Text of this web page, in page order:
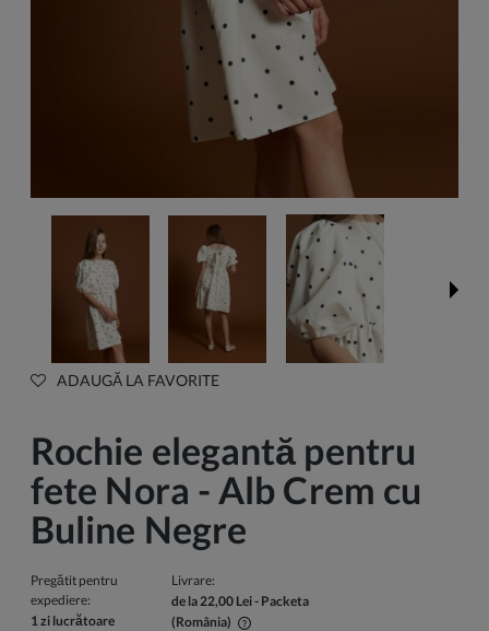
ADAUGĂ LA FAVORITE
Rochie elegantă pentru
fete Nora - Alb Crem cu
Buline Negre
Pregătit pentru
expediere:
1 zi lucrătoare
Livrare:
de la 22,00 Lei- Packeta
(România)